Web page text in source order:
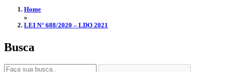
Home
»
LEI N° 688/2020 – LDO 2021
Busca